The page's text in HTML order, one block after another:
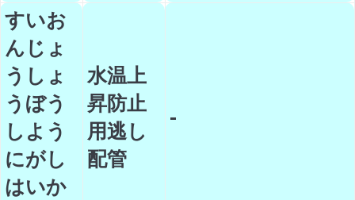
すいお
んじょ
うしょ
うぼう
しよう
にがし
はいか
水温上
昇防止
用逃し
配管
-